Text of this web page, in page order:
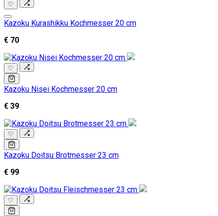
♡
Kazoku Kurashikku Kochmesser 20 cm
€ 70
♡
Kazoku Nisei Kochmesser 20 cm
€ 39
♡
Kazoku Doitsu Brotmesser 23 cm
€ 99
♡